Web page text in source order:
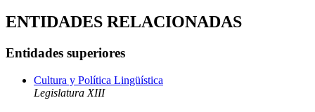
ENTIDADES RELACIONADAS
Entidades superiores
Cultura y Política Lingüística
Legislatura XIII